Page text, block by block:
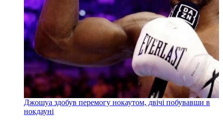
Джошуа здобув перемогу нокаутом, двічі побувавши в
нокдауні